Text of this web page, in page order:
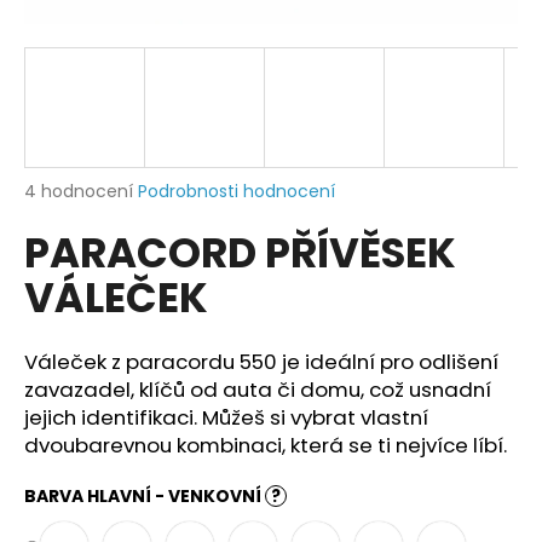
Průměrné
produktu
je
5,0
z
hvězdiček.
4 hodnocení Podrobnosti hodnocení
PARACORD PŘÍVĚSEK
VÁLEČEK
Váleček z paracordu 550 je ideální pro odlišení
zavazadel, klíčů od auta či domu, což usnadní
jejich identifikaci. Můžeš si vybrat vlastní
dvoubarevnou kombinaci, která se ti nejvíce líbí.
BARVA HLAVNÍ - VENKOVNÍ ?
j
?
D
o
p
r